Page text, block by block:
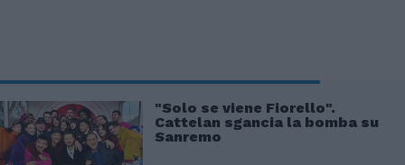
"Solo se viene Fiorello".
Cattelan sgancia la bomba su
Sanremo